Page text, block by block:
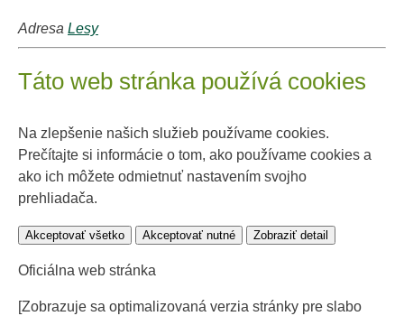
Adresa Lesy
Táto web stránka používá cookies
Na zlepšenie našich služieb používame cookies.
Prečítajte si informácie o tom, ako používame cookies a
ako ich môžete odmietnuť nastavením svojho
prehliadača.
Akceptovať všetko Akceptovať nutné Zobraziť detail
Oficiálna web stránka
[Zobrazuje sa optimalizovaná verzia stránky pre slabo